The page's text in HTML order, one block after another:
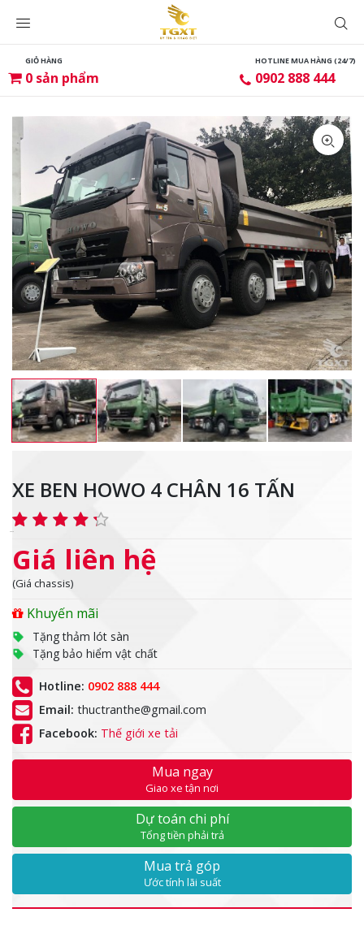
GIỎ HÀNG
0 sản phẩm
HOTLINE MUA HÀNG (24/7)
0902 888 444
XE BEN HOWO 4 CHÂN 16 TẤN
Giá liên hệ
(Giá chassis)
Khuyến mãi
Tặng thảm lót sàn
Tặng bảo hiểm vật chất
Hotline: 0902 888 444
Email: thuctranthe@gmail.com
Facebook: Thế giới xe tải
Mua ngay
Giao xe tận nơi
Dự toán chi phí
Tổng tiền phải trả
Mua trả góp
Ước tính lãi suất